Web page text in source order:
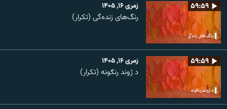
۵۹:۵۹ زمری ۱۶, ۱۴۰۵
رنگ‌های زنده‌گی (تکرار)
۵۹:۵۹ زمری ۱۶, ۱۴۰۵
د ژوند رنګونه (تکرار)